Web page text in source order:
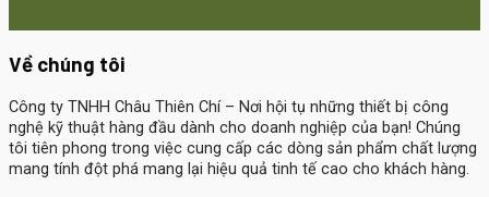
Về chúng tôi
Công ty TNHH Châu Thiên Chí– Nơi hội tụ những thiết bị công
nghệ kỹ thuật hàng đầu dành cho doanh nghiệp của bạn! Chúng
tôi tiên phong trong việc cung cấp các dòng sản phẩm chất lượng
mang tính đột phá mang lại hiệu quả tinh tế cao cho khách hàng.